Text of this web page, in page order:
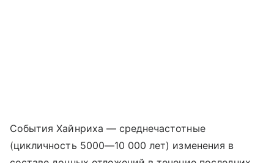
События Хайнриха — среднечастотные
(цикличность 5000—10 000 лет) изменения в